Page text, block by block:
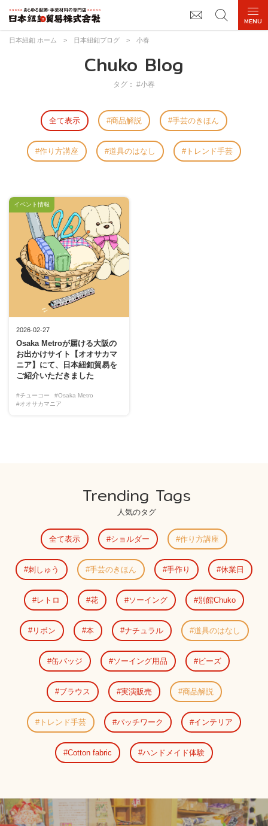
日本紐釦 ホーム > 日本紐釦ブログ > 小春
Chuko Blog
タグ： #小春
全て表示 商品解説 手芸のきほん
作り方講座 道具のはなし トレンド手芸
2026-02-27
Osaka Metroが届ける大阪の
お出かけサイト【オオサカマ
ニア】にて、日本紐釦貿易を
ご紹介いただきました
#チューコー
#Osaka Metro
#オオサカマニア
イベント情報
Trending Tags
人気のタグ
全て表示 ショルダー 作り方講座
刺しゅう 手芸のきほん 手作り 休業日
レトロ 花 ソーイング 別館Chuko
リボン 本 ナチュラル 道具のはなし
缶バッジ ソーイング用品 ビーズ
ブラウス 実演販売 商品解説
トレンド手芸 パッチワーク インテリア
Cotton fabric ハンドメイド体験